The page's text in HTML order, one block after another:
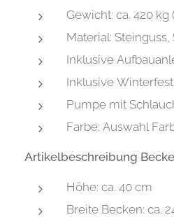
Gewicht: ca. 420 kg
Material: Steinguss,
Inklusive
Inklusive
Pumpe mit
Farbe: Auswahl
Artikelbeschreibung
Höhe: ca. 40 cm
Breite Becken: ca.